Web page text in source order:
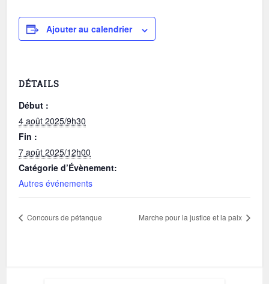
Ajouter au calendrier
DÉTAILS
Début :
4 août 2025/9h30
Fin :
7 août 2025/12h00
Catégorie d’Évènement:
Autres événements
Concours de pétanque Marche pour la justice et la paix